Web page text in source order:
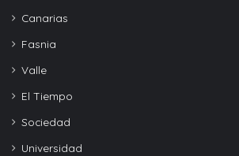
Canarias
Fasnia
Valle
El Tiempo
Sociedad
Universidad